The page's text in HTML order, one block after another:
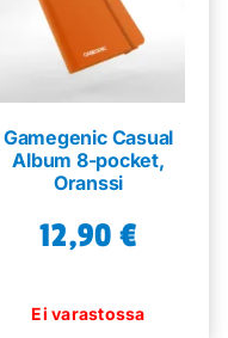
Gamegenic Casual
Album 8-pocket,
Oranssi
12,90 €